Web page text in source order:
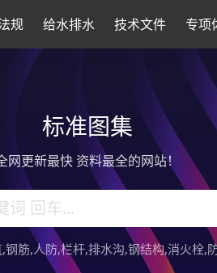
规 给水排水 技术文件 专项
标准图集
网更新最快 资料最全的网站！
钢筋 人防 栏杆 排水沟 钢结构 消火栓